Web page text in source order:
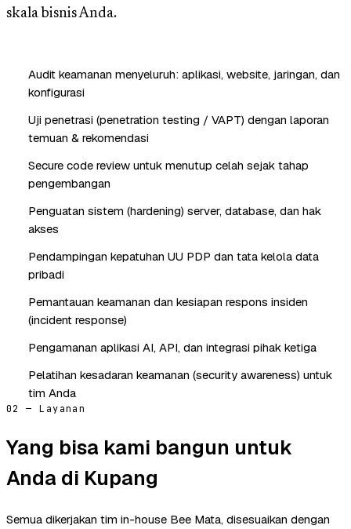
skala bisnis Anda.
Audit keamanan menyeluruh: aplikasi, website, jaringan, dan
konfigurasi
Uji penetrasi (penetration testing / VAPT) dengan laporan
temuan & rekomendasi
Secure code review untuk menutup celah sejak tahap
pengembangan
Penguatan sistem (hardening) server, database, dan hak
akses
Pendampingan kepatuhan UU PDP dan tata kelola data
pribadi
Pemantauan keamanan dan kesiapan respons insiden
(incident response)
Pengamanan aplikasi AI, API, dan integrasi pihak ketiga
Pelatihan kesadaran keamanan (security awareness) untuk
tim Anda
02 — Layanan
Yang bisa kami bangun untuk
Anda di Kupang
Semua dikerjakan tim in-house Bee Mata, disesuaikan dengan